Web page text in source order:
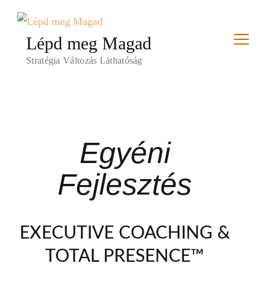
Lépd meg Magad
Stratégia Változás Láthatóság
Egyéni
Fejlesztés
EXECUTIVE COACHING &
TOTAL PRESENCE™